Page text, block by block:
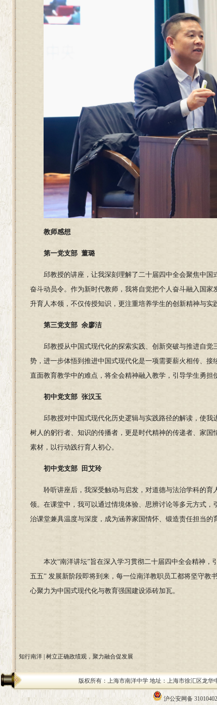
教师感想
第一党支部董璐
邱教授的讲座，让我深刻理解了二十届四中全会聚焦中
奋斗动员令。作为新时代教师，我将自觉把个人奋斗融入国家
升育人本领，不仅传授知识，更注重培养学生的创新精神与
第三党支部 余廖洁
邱教授从中国式现代化的探索实践、创新突破与推进自
势，进一步体悟到推进中国式现代化是一项需要薪火相传、
直面教育教学中的难点，将全会精神融入教学，引导学生勇
初中党支部 张汉玉
邱教授对中国式现代化历史逻辑与实践路径的解读，使
树人的躬行者、知识的传播者，更是时代精神的传递者、家国
素材，以行动践行育人初心。
初中党支部 田艾玲
聆听讲座后，我深受触动与启发，对道德与法治学科的
领。在课堂中，我可以通过情境体验、思辨讨论等多元方式
治课堂兼具温度与深度，成为涵养家国情怀、锻造责任担当的
本次“南洋讲坛”旨在深入学习贯彻二十届四中全会精神，
五五” 发展新阶段即将到来，每一位南洋教职员工都将坚守
心聚力为中国式现代化与教育强国建设添砖加瓦。
知行南洋 | 树立正确政绩观，聚力融合促发展
版权所有：上海市南洋中学 地址：上海市徐汇区龙华
沪公安网备